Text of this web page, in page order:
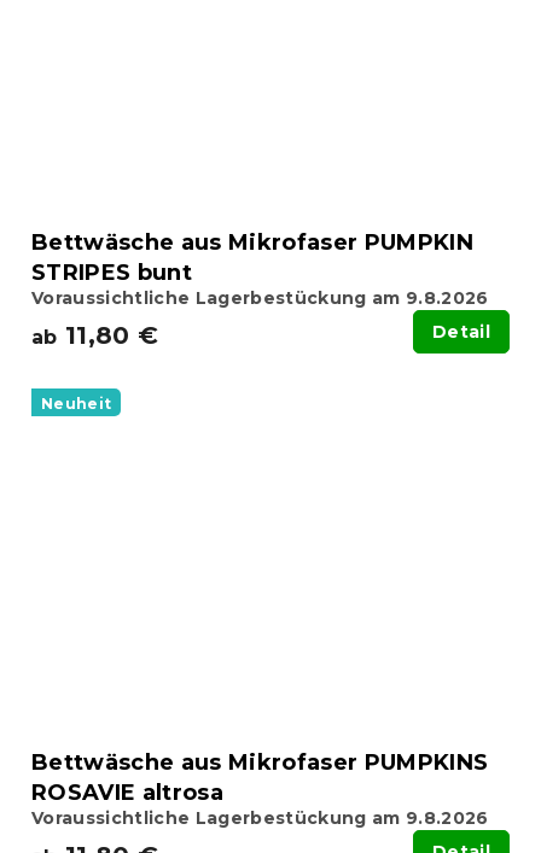
Bettwäsche aus Mikrofaser PUMPKIN
STRIPES bunt
Voraussichtliche Lagerbestückung am 9.8.2026
ab 11,80 € Detail
Neuheit
Bettwäsche aus Mikrofaser PUMPKINS
ROSAVIE altrosa
Voraussichtliche Lagerbestückung am 9.8.2026